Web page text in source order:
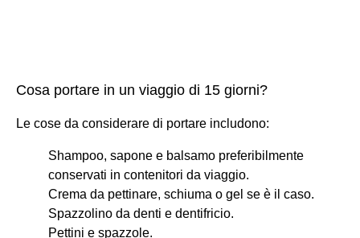
Cosa portare in un viaggio di 15 giorni?
Le cose da considerare di portare includono:
Shampoo, sapone e balsamo preferibilmente
conservati in contenitori da viaggio.
Crema da pettinare, schiuma o gel se è il caso.
Spazzolino da denti e dentifricio.
Pettini e spazzole.